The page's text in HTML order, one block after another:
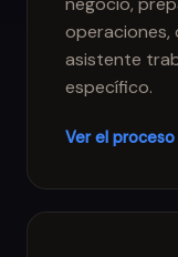
operaciones,
asistente
específico.
Ver el